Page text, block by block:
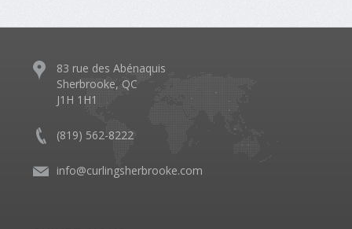
83 rue des Abénaquis
Sherbrooke, QC
J1H 1H1
(819) 562-8222
info@curlingsherbrooke.com